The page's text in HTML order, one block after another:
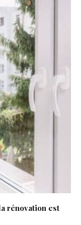
rénovation est